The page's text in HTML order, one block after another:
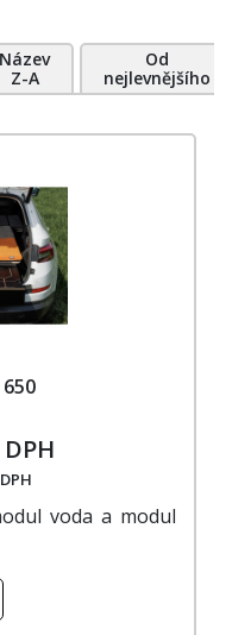
Název
Z-A
Od
nejlevnějšího
voda a modul